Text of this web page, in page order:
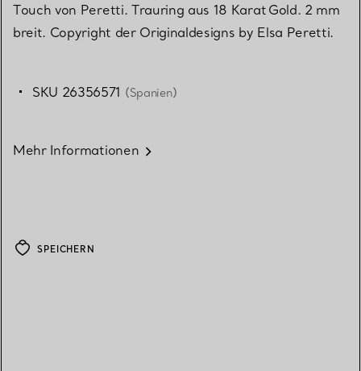
Touch von Peretti. Trauring aus 18 Karat Gold. 2 mm
breit. Copyright der Originaldesigns by Elsa Peretti.
SKU 26356571 (Spanien)
Mehr Informationen
SPEICHERN